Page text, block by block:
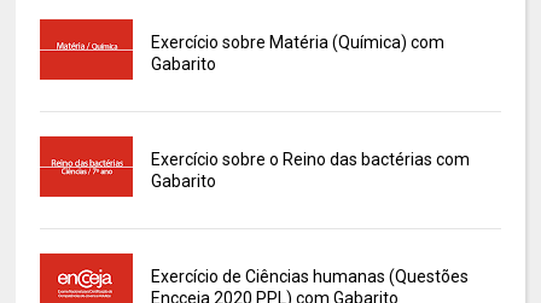
Exercício sobre Matéria (Química) com
Gabarito
Exercício sobre o Reino das bactérias com
Gabarito
Exercício de Ciências humanas (Questões
Encceja 2020 PPL) com Gabarito